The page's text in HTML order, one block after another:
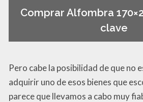
Comprar Alfombra
clave
Pero cabe la posibilidad de que no
adquirir uno de esos bienes que
parece que llevamos a cabo muy